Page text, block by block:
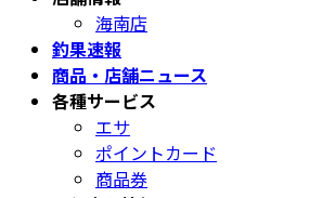
海南店
釣果速報
商品・店舗ニュース
各種サービス
エサ
ポイントカード
商品券